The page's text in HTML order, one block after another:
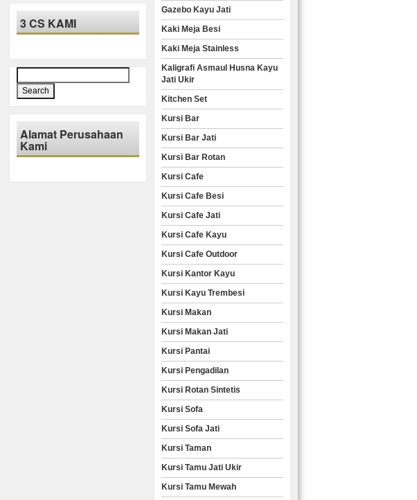
3 CS KAMI
for:
Alamat Perusahaan
Kami
Gazebo Kayu Jati
Kaki Meja Besi
Kaki Meja Stainless
Kaligrafi Asmaul Husna Kayu
Jati Ukir
Kitchen Set
Kursi Bar
Kursi Bar Jati
Kursi Bar Rotan
Kursi Cafe
Kursi Cafe Besi
Kursi Cafe Jati
Kursi Cafe Kayu
Kursi Cafe Outdoor
Kursi Kantor Kayu
Kursi Kayu Trembesi
Kursi Makan
Kursi Makan Jati
Kursi Pantai
Kursi Pengadilan
Kursi Rotan Sintetis
Kursi Sofa
Kursi Sofa Jati
Kursi Taman
Kursi Tamu Jati Ukir
Kursi Tamu Mewah